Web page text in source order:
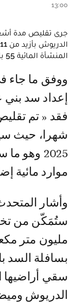
13:00
جرى تقليص مدة
المنشأة المائية 55 بالمائة خلال مستهل شهر يوليوز الجاري.
ووفق ما جاء في تصريحات لرئيس أشغال
إعداد سد بني
شهرا، حيث
2025
موارد مائية
وأشار
مليون متر
بسافلة السد
سقي أراضيها
الدريوش